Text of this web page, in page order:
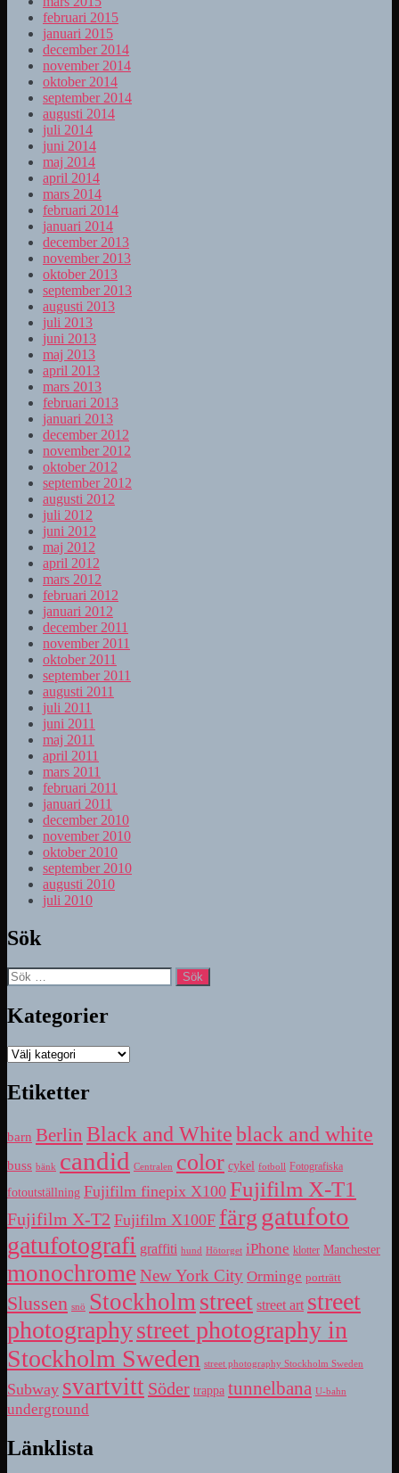
februari 2015
januari 2015
december 2014
november 2014
oktober 2014
september 2014
augusti 2014
juli 2014
juni 2014
maj 2014
april 2014
mars 2014
februari 2014
januari 2014
december 2013
november 2013
oktober 2013
september 2013
augusti 2013
juli 2013
juni 2013
maj 2013
april 2013
mars 2013
februari 2013
januari 2013
december 2012
november 2012
oktober 2012
september 2012
augusti 2012
juli 2012
juni 2012
maj 2012
april 2012
mars 2012
februari 2012
januari 2012
december 2011
november 2011
oktober 2011
september 2011
augusti 2011
juli 2011
juni 2011
maj 2011
april 2011
mars 2011
februari 2011
januari 2011
december 2010
november 2010
oktober 2010
september 2010
augusti 2010
juli 2010
Sök
Sök
efter:
Kategorier
Kategorier
Etiketter
barn Berlin Black and Whiteblack and white
buss bänk candid Centralen color cykel fotboll Fotografiska
fotoutställning Fujifilm finepix X100 Fujifilm X-T1
Fujifilm X-T2 Fujifilm X100F färg gatufoto
gatufotografi graffiti hund Hötorget iPhone klotter Manchester
monochrome New York City Orminge porträtt
Slussen snö Stockholmstreet street art street
photographystreet photography in
Stockholm Sweden street photography Stockholm Sweden
Subway svartvitt Söder trappa tunnelbana U-bahn
underground
Länklista